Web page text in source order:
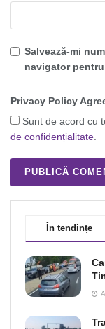
Salvează-mi
navigator
Privacy Policy
Sunt de acord cu
de confidențialitate.
În tendințe